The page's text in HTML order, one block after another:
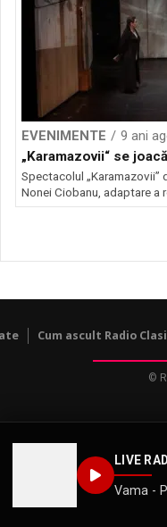
LIVE
Vama -
EVENIMENTE
9 ani
„Karamazovii“ se
Spectacolul „Karamazovii”
Nonei Ciobanu, adaptare a
Cum ascult Radio
©